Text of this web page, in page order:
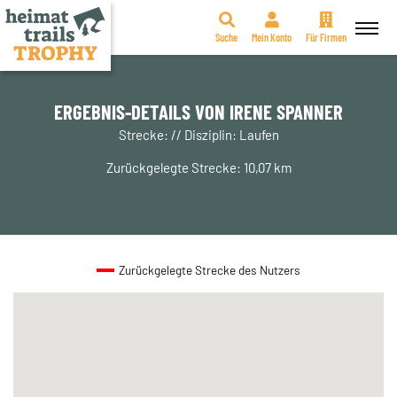
Zum
Suche Mein Konto Für Firmen
ERGEBNIS-DETAILS VON IRENE SPANNER
Strecke: // Disziplin: Laufen
Zurückgelegte Strecke: 10,07 km
Zurückgelegte Strecke des Nutzers